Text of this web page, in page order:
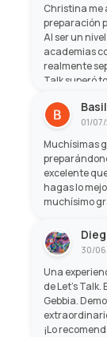
Christina me
preparación
Al ser un
academias
realmente
Talk superó
01/
Muchísimas
excelente
hagas lo
muchísimo
30/
Una
de Let's Talk.
Gebbia.
¡Lo